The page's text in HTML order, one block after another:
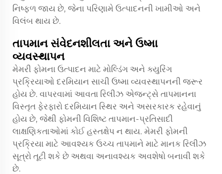
નિષ્ફળ જાય છે, જેના પરિણામે ઉત્પાદનની ખામીઓ અને
વિલંબ થાય છે.
તાપમાન સંવેદનશીલતા અને ઉષ્મા
વ્યવસ્થાપન
મેમરી ફોમના ઉત્પાદન માટે મોલ્ડિંગ અને ક્યુરિંગ
પ્રક્રિયાઓ દરમિયાન સાચી ઉષ્મા વ્યવસ્થાપનની જરૂર
હોય છે. વાપરવામાં આવતા રિલીઝ એજન્ટ્સે તાપમાનના
વિસ્તૃત ફેરફારો દરમિયાન સ્થિર અને અસરકારક રહેવાનું
હોય છે, જેથી ફોમની વિશિષ્ટ તાપમાન-પ્રતિસાદી
લાક્ષણિકતાઓમાં કોઈ હસ્તક્ષેપ ન થાય. મેમરી ફોમની
પ્રક્રિયા માટે આવશ્યક ઉચ્ચ તાપમાને માટે માનક રિલીઝ
સૂત્રો તૂટી શકે છે અથવા અનાવશ્યક અવશેષો બનાવી શકે
છે.